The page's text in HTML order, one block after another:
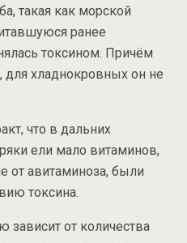
такая как морской
ранее
токсином. Причём
для хладнокровных он не
что в дальних
ели мало витаминов,
от авитаминоза, были
токсина.
зависит от количества